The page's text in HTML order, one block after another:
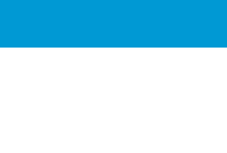
PROVEEDORES